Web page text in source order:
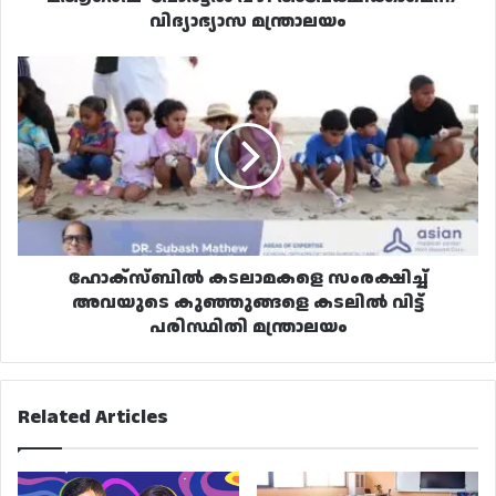
വിദ്യാഭ്യാസ മന്ത്രാലയം
ഹോക്‌സ്‌ബിൽ
കടലാമകളെ
സംരക്ഷിച്ച്
അവയുടെ
കുഞ്ഞുങ്ങളെ
കടലിൽ
വിട്ട്
പരിസ്ഥിതി
മന്ത്രാലയം
ഹോക്‌സ്‌ബിൽ കടലാമകളെ സംരക്ഷിച്ച്
അവയുടെ കുഞ്ഞുങ്ങളെ കടലിൽ വിട്ട്
പരിസ്ഥിതി മന്ത്രാലയം
Related Articles